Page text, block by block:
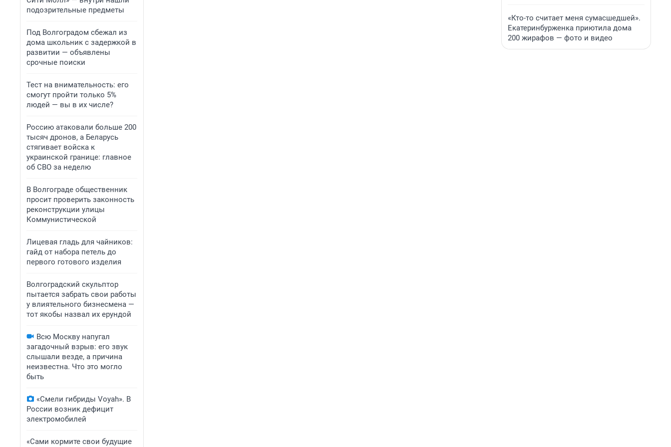
подозрительные предметы
Под Волгоградом сбежал из
дома школьник с задержкой в
развитии — объявлены
срочные поиски
Тест на внимательность: его
смогут пройти только 5%
людей — вы в их числе?
Россию атаковали больше 200
тысяч дронов, а Беларусь
стягивает войска к
украинской границе: главное
об СВО за неделю
В Волгограде общественник
просит проверить законность
реконструкции улицы
Коммунистической
Лицевая гладь для чайников:
гайд от набора петель до
первого готового изделия
Волгоградский скульптор
пытается забрать свои работы
у влиятельного бизнесмена —
тот якобы назвал их ерундой
Всю Москву напугал
загадочный взрыв: его звук
слышали везде, а причина
неизвестна. Что это могло
быть
«Смели гибриды Voyah». В
России возник дефицит
электромобилей
«Сами кормите свои будущие
«Кто-то считает меня сумасшедшей».
Екатеринбурженка приютила дома
200 жирафов — фото и видео